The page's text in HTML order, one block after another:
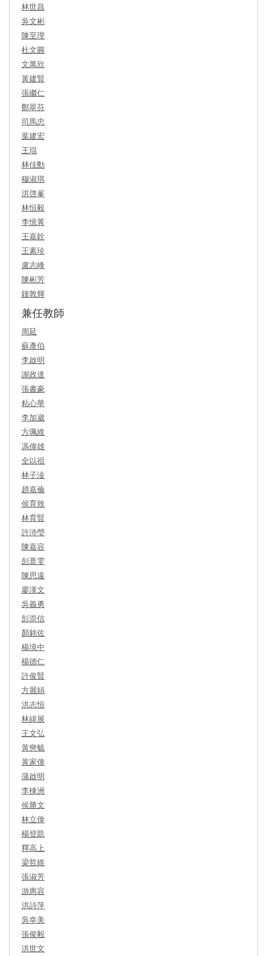
林世昌
吳文彬
陳至理
杜文圓
文萬欣
黃建賢
張繼仁
鄭翠芬
司馬忠
葉建宏
王琨
林佳勳
穆淑琪
洪啓峯
林恒毅
李憶菁
王嘉銓
王素珍
盧志峰
陳彬芳
鍾敦輝
兼任教師
周延
蘇彥伯
李啟明
謝政達
張書豪
粘心華
李加崴
方珮維
馮偉雄
全以祖
林子淦
趙嘉倫
侯育致
林育賢
許沛瑩
陳嘉容
彭薏雯
陳思遠
廖漢文
吳義勇
彭崇信
顏銘佐
楊境中
楊德仁
許俊賢
方麗娟
洪志恒
林緯展
王文弘
黃奭毓
黃家偉
蒲啟明
李棟洲
侯勝文
林立偉
楊登凱
釋高上
梁哲維
張淑芳
游惠容
洪詩萍
吳幸美
張俊毅
洪世文